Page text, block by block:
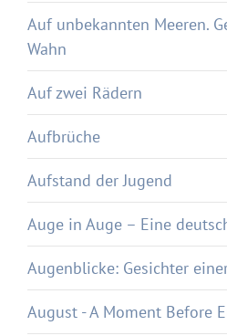
Auf unbekannten Meeren.
Wahn
Auf zwei Rädern
Aufbrüche
Aufstand der Jugend
Auge in Auge – Eine
Augenblicke: Gesichter
August - A Moment Before